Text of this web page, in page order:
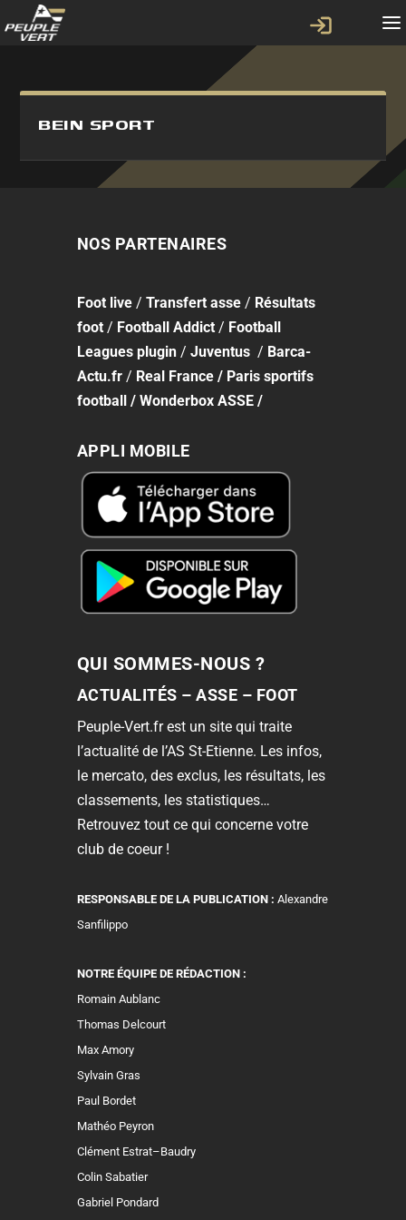
BEIN SPORT
NOS PARTENAIRES
Footlive/ Transfert asse/ Résultats
foot/ Football Addict/ Football
Leagues plugin/ Juventus / Barca-
Actu.fr/ Real France / Paris sportifs
football/ Wonderbox ASSE/
APPLI MOBILE
QUI SOMMES-NOUS ?
ACTUALITÉS – ASSE – FOOT
Peuple-Vert.fr est un site qui traite
l’actualité de l’AS St-Etienne. Les infos,
le mercato, des exclus, les résultats, les
classements, les statistiques…
Retrouvez tout ce qui concerne votre
club de coeur !
RESPONSABLE DE LA PUBLICATION : Alexandre
Sanfilippo
NOTRE ÉQUIPE DE RÉDACTION :
Romain Aublanc
Thomas Delcourt
Max Amory
Sylvain Gras
Paul Bordet
Mathéo Peyron
Clément Estrat–Baudry
Colin Sabatier
Gabriel Pondard